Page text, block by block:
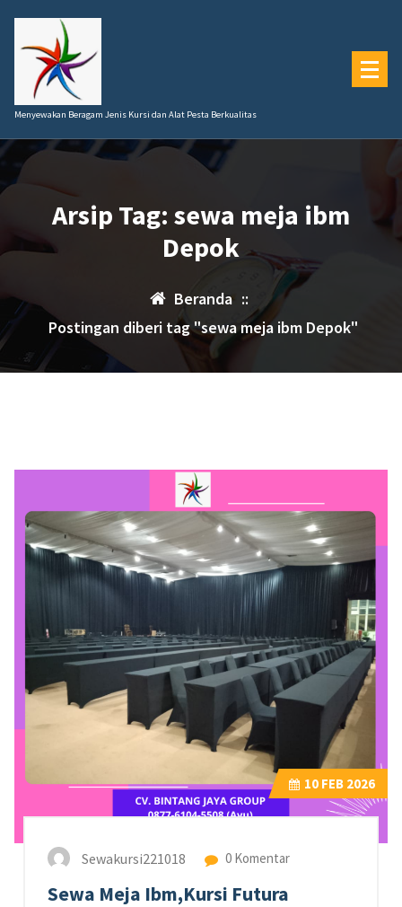
konten
Menyewakan Beragam Jenis Kursi dan Alat Pesta Berkualitas
Arsip Tag: sewa meja ibm
Depok
Beranda ::
Postingan diberi tag "sewa meja ibm Depok"
10 FEB 2026
Sewakursi221018 0 Komentar
Sewa Meja Ibm,Kursi Futura